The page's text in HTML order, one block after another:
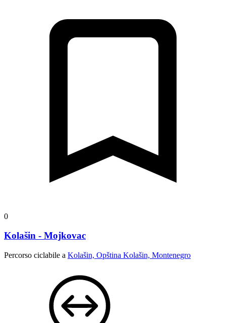
0
Kolašin - Mojkovac
Percorso ciclabile a Kolašin, Opština Kolašin, Montenegro